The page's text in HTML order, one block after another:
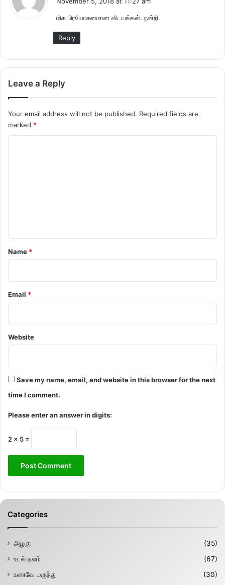
s
மிக பிரயோசனமான விடயங்கள். நன்றி.
Reply
Leave a Reply
Your email address will not be published. Required fields are
marked *
*
Name *
Email *
Website
Save my name, email, and website in this browser for the next
time I comment.
Please enter an answer in digits:
2 × 5 =
Categories
அழகு
(35)
உடல் நலம்
(67)
உணவே மருந்து
(30)